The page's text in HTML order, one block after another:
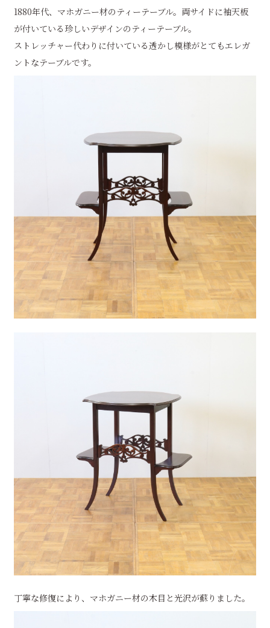
1880年代、マホガニー材のティーテーブル。両サイドに袖天板
が付いている珍しいデザインのティーテーブル。
ストレッチャー代わりに付いている透かし模様がとてもエレガ
ントなテーブルです。
丁寧な修復により、マホガニー材の木目と光沢が蘇りました。